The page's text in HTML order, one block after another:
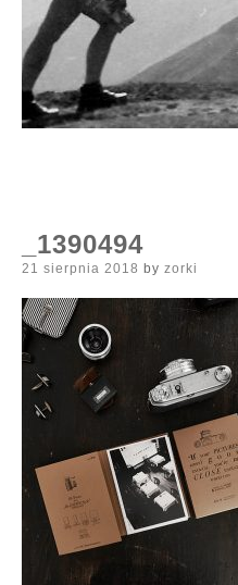
_1390494
Posted
21 sierpnia 2018 by zorki